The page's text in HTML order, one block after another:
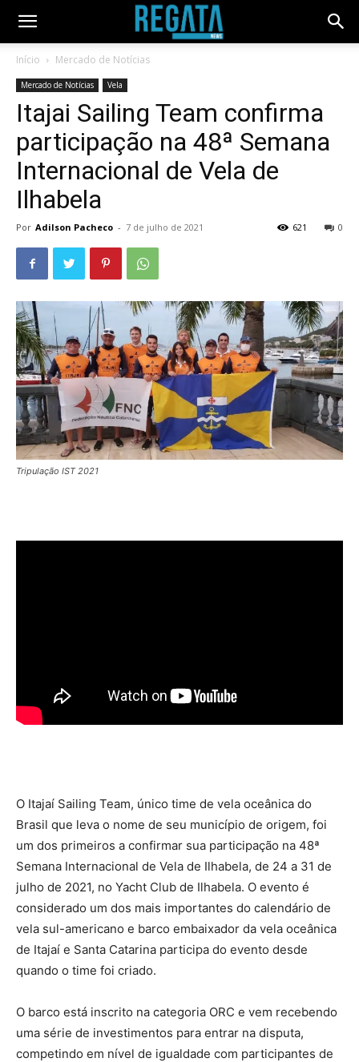
Início Mercado de Notícias
Mercado de Notícias Vela
Itajai Sailing Team confirma
participação na 48ª Semana
Internacional de Vela de
Ilhabela
Por Adilson Pacheco - 7 de julho de 2021 0
621
Tripulação IST 2021
O Itajaí Sailing Team, único time de vela oceânica do
Brasil que leva o nome de seu município de origem, foi
um dos primeiros a confirmar sua participação na 48ª
Semana Internacional de Vela de Ilhabela, de 24 a 31 de
julho de 2021, no Yacht Club de Ilhabela. O evento é
considerado um dos mais importantes do calendário de
vela sul-americano e barco embaixador da vela oceânica
de Itajaí e Santa Catarina participa do evento desde
quando o time foi criado.
O barco está inscrito na categoria ORC e vem recebendo
uma série de investimentos para entrar na disputa,
competindo em nível de igualdade com participantes de